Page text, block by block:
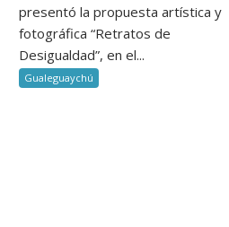
presentó la propuesta artística y
fotográfica “Retratos de
Desigualdad”, en el...
Gualeguaychú